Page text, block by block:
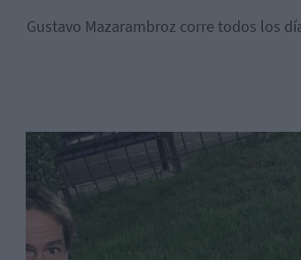
Gustavo Mazarambroz corre todos los